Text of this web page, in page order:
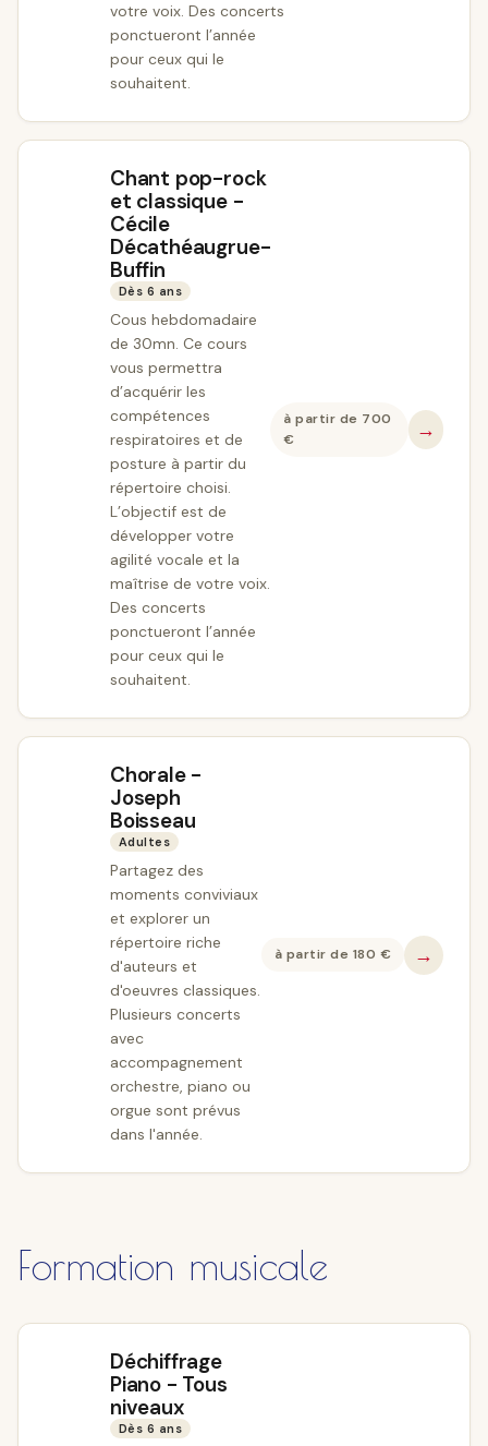
votre voix. Des concerts
ponctueront l’année
pour ceux qui le
souhaitent.
Chant pop-rock
et classique -
Cécile
Décathéaugrue-
Buffin
Dès 6 ans
Cous hebdomadaire
de 30mn. Ce cours
vous permettra
d’acquérir les
compétences
respiratoires et de
posture à partir du
répertoire choisi.
L’objectif est de
développer votre
agilité vocale et la
maîtrise de votre voix.
Des concerts
ponctueront l’année
pour ceux qui le
souhaitent.
à partir de 700
€
→
Chorale -
Joseph
Boisseau
Adultes
Partagez des
moments conviviaux
et explorer un
répertoire riche
d'auteurs et
d'oeuvres classiques.
Plusieurs concerts
avec
accompagnement
orchestre, piano ou
orgue sont prévus
dans l'année.
à partir de 180 € →
Formation musicale
Déchiffrage
Piano - Tous
niveaux
Dès 6 ans